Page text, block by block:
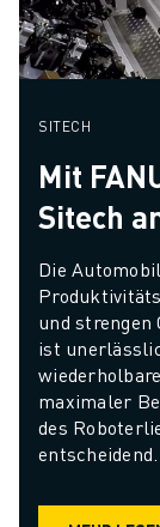
SITECH
Mit
Sitech
Die
und
ist
maximaler
des
entscheidend.